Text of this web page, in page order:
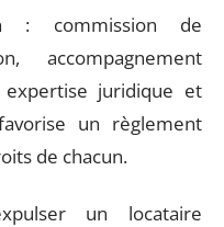
: commission de
accompagnement
juridique et
un règlement
de chacun.
un locataire